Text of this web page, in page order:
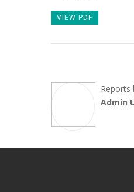
VIEW PDF
Reports
Admin